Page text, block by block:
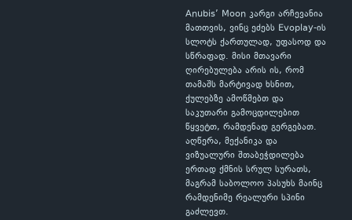
Anubis’ Moon კარგი არჩევანია
მათთვის, ვინც ეძებს Evoplay-ის
სლოტს ქართულად, უფასოდ და
სწრაფად. მისი მთავარი
ღირებულება არის ის, რომ
თამაშს მარტივად ხსნით,
ქულებზე ამოწმებთ და
საკუთარი გამოცდილებით
წყვეტთ, რამდენად გერგებათ.
აღწერა, მექანიკა და
ვიზუალური შთაბეჭდილება
ერთად ქმნის სრულ სურათს,
მაგრამ საბოლოო პასუხს მაინც
რამდენიმე რეალური სპინი
გაძლევთ.